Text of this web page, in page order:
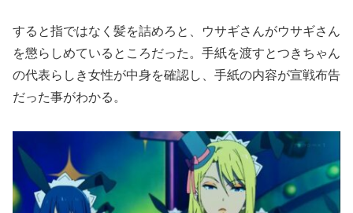
すると指ではなく髪を詰めろと、ウサギさんがウサギさん
を懲らしめているところだった。手紙を渡すとつきちゃん
の代表らしき女性が中身を確認し、手紙の内容が宣戦布告
だった事がわかる。